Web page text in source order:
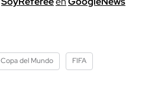
Copa del Mundo FIFA